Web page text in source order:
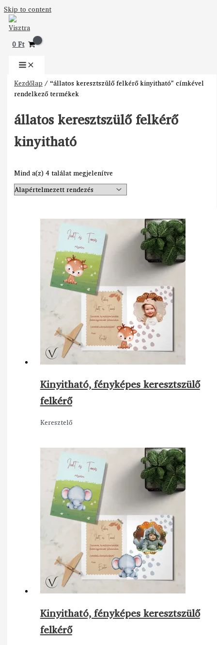
Skip to content
0Ft
Kezdőlap / “állatos keresztszülő felkérő kinyitható” címkével
rendelkező termékek
állatos keresztszülő felkérő
kinyitható
Mind a(z) 4 találat megjelenítve
Kinyitható, fényképes keresztszülő
felkérő
Keresztelő
Kinyitható, fényképes keresztszülő
felkérő